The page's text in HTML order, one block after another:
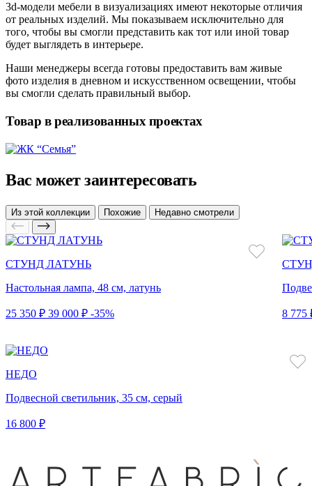
3d-модели мебели в визуализациях имеют некоторые отличия
от реальных изделий. Мы показываем исключительно для
того, чтобы вы смогли представить как тот или иной товар
будет выглядеть в интерьере.
Наши менеджеры всегда готовы предоставить вам живые
фото изделия в дневном и искусственном освещении, чтобы
вы смогли сделать правильный выбор.
Товар в реализованных проектах
Вас может заинтересовать
Из этой коллекции Похожие Недавно смотрели
СТУНД ЛАТУНЬ
Настольная лампа, 48 см, латунь
25 350 ₽ 39 000 ₽ -35% 8 775
НЕДО
Подвесной светильник, 35 см, серый
16 800 ₽